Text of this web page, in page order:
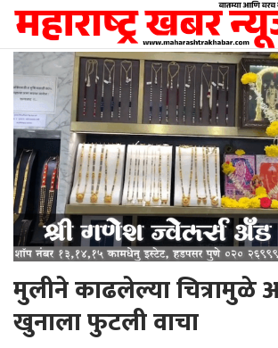
मुलीने काढलेल्या चित्रामुळे
खुनाला फुटली वाचा